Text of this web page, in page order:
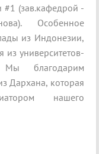
#1 (зав.кафедрой -
Особенное
из Индонезии,
университетов-
Мы благодарим
Дархана, которая
нашего